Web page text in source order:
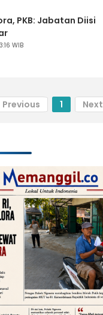
PKB: Jabatan Diisi
WIB
Previous 1 Next